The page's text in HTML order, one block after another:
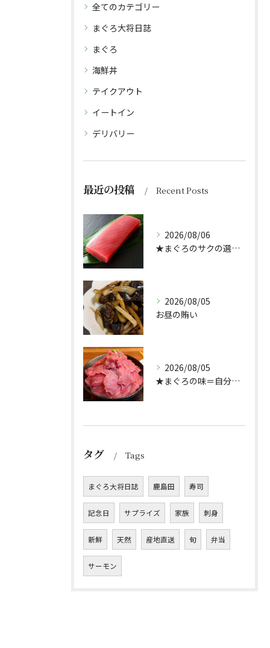
全てのカテゴリー
まぐろ大将日誌
まぐろ
海鮮丼
テイクアウト
イートイン
デリバリー
最近の投稿 Recent Posts
2026/08/06
★まぐろのサクの選び方★（どんぶり屋まぐろ大将）
2026/08/05
お昼の賄い
2026/08/05
★まぐろの味＝自分好み？★
タグ Tags
まぐろ大将日誌 鹿島田 寿司
記念日 サプライズ 家族 刺身
新鮮 天然 産地直送 旬 弁当
サーモン